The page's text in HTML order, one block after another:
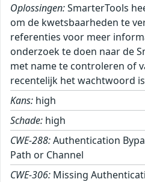
Oplossingen:SmarterTools
om de kwetsbaarheden te
referenties voor meer
onderzoek te doen naar de
met name te controleren of
recentelijk het wachtwoord
Kans: high
Schade: high
CWE-288:Authentication
Path or Channel
CWE-306: Missing